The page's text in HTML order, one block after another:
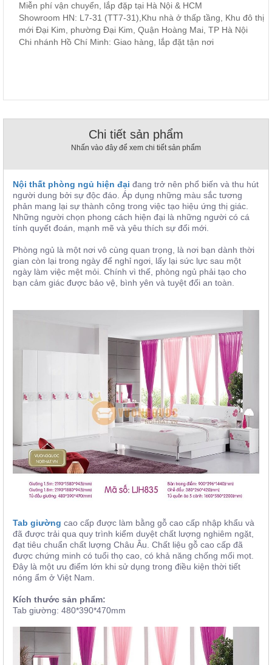
Trang
Nội
Thất
Nhà
Hàng
Hàng
Miễn phí vận chuyển, lắp đặp tại Hà Nội & HCM
Showroom HN: L7-31 (TT7-31),Khu nhà ở thấp tầng, Khu đô thị
mới Đại Kim, phường Đại Kim, Quận Hoàng Mai, TP Hà Nội
Chi nhánh Hồ Chí Minh: Giao hàng, lắp đặt tận nơi
Chi tiết sản phẩm
Nhấn vào đây để xem chi tiết sản phẩm
Nội thất phòng ngủ hiện đại đang trở nên phổ biến và thu hút
người dung bởi sự độc đáo. Áp dụng những màu sắc tương
phản mang lại sự thành công trong việc tạo hiệu ứng thị giác.
Những người chọn phong cách hiện đại là những người có cá
tính quyết đoán, mạnh mẽ và yêu thích sự đổi mới.
Phòng ngủ là một nơi vô cùng quan trọng, là nơi bạn dành thời
gian còn lại trong ngày để nghỉ ngơi, lấy lại sức lực sau một
ngày làm việc mệt mỏi. Chính vì thế, phòng ngủ phải tạo cho
bạn cảm giác được bảo vệ, bình yên và tuyệt đối an toàn.
Tab giường cao cấp được làm bằng gỗ cao cấp nhập khẩu và
đã được trải qua quy trình kiểm duyệt chất lượng nghiêm ngặt,
đạt tiêu chuẩn chất lượng Châu Âu. Chất liệu gỗ cao cấp đã
được chứng minh có tuổi thọ cao, có khả năng chống mối mọt.
Đây là một ưu điểm lớn khi sử dụng trong điều kiện thời tiết
nóng ẩm ở Việt Nam.
Kích thước sản phẩm:
Tab giường: 480*390*470mm